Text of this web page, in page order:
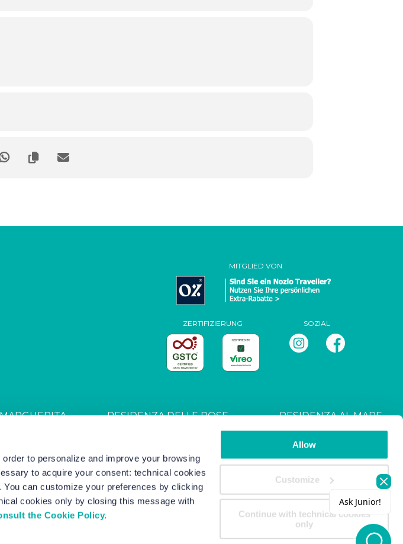
to personalize and improve your browsing
to acquire your consent: technical cookies
can customize your preferences by clicking
cookies only by closing this message with
the Cookie Policy.
Allow
Customize
Continue with technical cookies
only
MITGLIED VON
ZERTIFIZIERUNG SOZIAL
RESIDENZA DELLE ROSE
CIN: IT027044B4UXANXH5L
RESIDENZA AL MARE
CIN: IT027044B4RRZ3HM9E
|Cookie Policy- Cookie Settings-Copyright/IP Policy